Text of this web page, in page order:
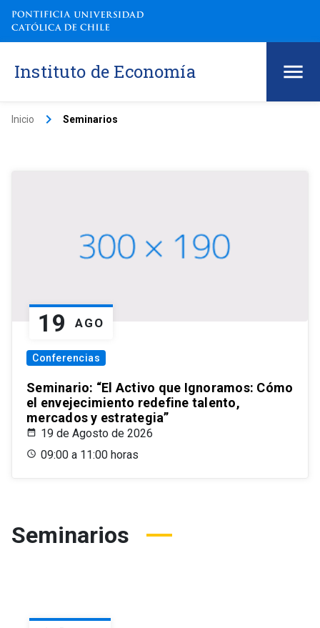
Instituto de Economía
Inicio keyboard_arrow_right Seminarios
19 AGO
Conferencias
Seminario: “El Activo que Ignoramos: Cómo
el envejecimiento redefine talento,
mercados y estrategia”
19 de Agosto de 2026
09:00 a 11:00 horas
Seminarios